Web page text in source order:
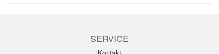
SERVICE